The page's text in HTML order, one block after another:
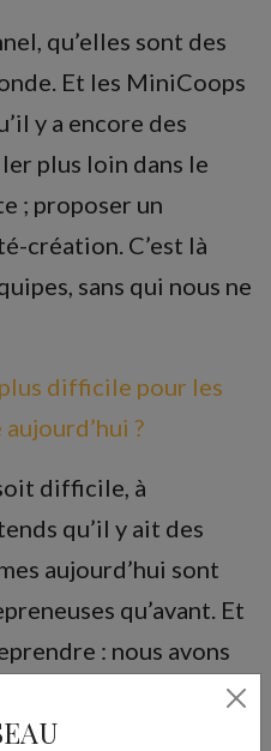
qu’elles sont des
Et les MiniCoops
y a encore des
plus loin dans le
; proposer un
création. C’est là
sans qui nous ne
difficile pour les
?
difficile, à
qu’il y ait des
aujourd’hui sont
qu’avant. Et
: nous avons
à l’investissement